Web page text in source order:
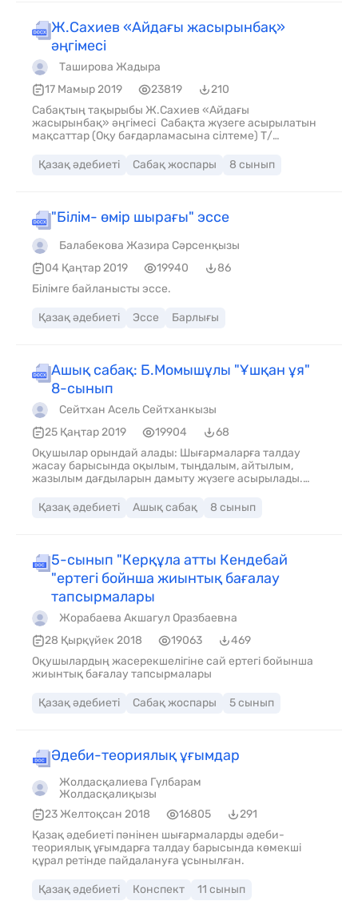
Ж.Сахиев «Айдағы жасырынбақ»
әңгімесі
Таширова Жадыра
17 Мамыр 2019
23819
210
Сабақтың тақырыбы Ж.Сахиев «Айдағы
жасырынбақ» әңгімесі Сабақта жүзеге асырылатын
мақсаттар (Оқу бағдарламасына сілтеме) Т/
мақсаты 1.Шығарма мазмұнын түсінеді. 2.Әдеби
шығарманың жанрына байланысты сюжеттік
жасырынбақ» әңгімесінің жанрына байланысты
сюжеттік желілерін анықтайды
Қазақ әдебиеті Сабақ жоспары 8 сынып
"Білім- өмір шырағы" эссе
Балабекова Жазира Сәрсенқызы
04 Қаңтар 2019
19940
86
Білімге байланысты эссе.
Қазақ әдебиеті Эссе Барлығы
Ашық сабақ: Б.Момышұлы "Ұшқан ұя"
8-сынып
Сейтхан Асель Сейтханкызы
25 Қаңтар 2019
19904
68
Оқушылар орындай алады: Шығармаларға талдау
жасау барысында оқылым, тыңдалым, айтылым,
жазылым дағдыларын дамыту жүзеге асырылады.
құшағы, өле-өлгенше өз бетімен оқып тоқыған адам,
зергерлікті жақсы көрген, ауылдағы келін-кепшікті бір
сұрақтар: Білімленд Тест сұрақтарына жауап береді 1.
Бауыржан Момышұлы кім?
Қазақ әдебиеті Ашық сабақ 8 сынып
5-сынып "Керқұла атты Кендебай
"ертегі бойнша жиынтық бағалау
тапсырмалары
Жорабаева Акшагул Оразбаевна
28 Қырқүйек 2018
19063
469
Оқушылардың жасерекшелігіне сай ертегі бойынша
жиынтық бағалау тапсырмалары
Қазақ әдебиеті Сабақ жоспары 5 сынып
Әдеби-теориялық ұғымдар
Жолдасқалиева Гүлбарам
Жолдасқалиқызы
23 Желтоқсан 2018
16805
291
Қазақ әдебиеті пәнінен шығармаларды әдеби-
теориялық ұғымдарға талдау барысында көмекші
құрал ретінде пайдалануға ұсынылған.
Қазақ әдебиеті Конспект 11 сынып